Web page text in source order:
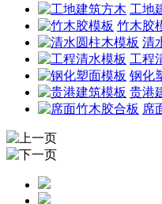
工地
竹木胶
清
工程
钢化
贵港
席